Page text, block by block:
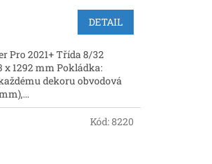
DETAIL
Pro 2021+ Třída 8/32
x 1292 mm Pokládka:
dekoru obvodová
Kód:8220